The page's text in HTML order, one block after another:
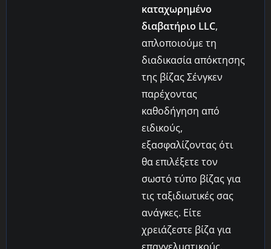
καταχωρημένο
διαβατήριο LLC,
απλοποιούμε τη
διαδικασία απόκτησης
της βίζας Σένγκεν
παρέχοντας
καθοδήγηση από
ειδικούς,
εξασφαλίζοντας ότι
θα επιλέξετε τον
σωστό τύπο βίζας για
τις ταξιδιωτικές σας
ανάγκες. Είτε
χρειάζεστε βίζα για